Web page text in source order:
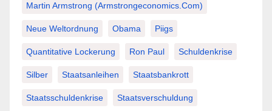
Martin Armstrong (Armstrongeconomics.com)
Neue Weltordnung Obama Piigs
Quantitative Lockerung Ron Paul Schuldenkrise
Silber Staatsanleihen Staatsbankrott
Staatsschuldenkrise Staatsverschuldung